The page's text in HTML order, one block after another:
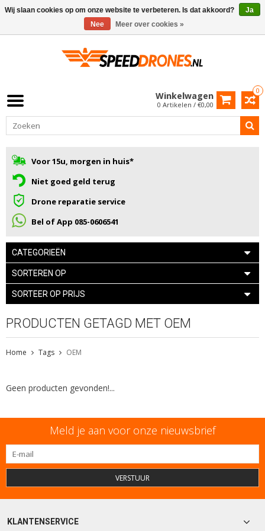
0
Winkelwagen
0 Artikelen / €0,00
Voor 15u, morgen in huis*
Niet goed geld terug
Drone reparatie service
Bel of App 085-0606541
CATEGORIEËN
SORTEREN OP
SORTEER OP PRIJS
PRODUCTEN GETAGD MET OEM
Home Tags OEM
Geen producten gevonden!...
Meld je aan voor onze nieuwsbrief
VERSTUUR
KLANTENSERVICE
Wij slaan cookies op om onze website te verbeteren. Is dat akkoord?
Ja
Nee
Meer over cookies »